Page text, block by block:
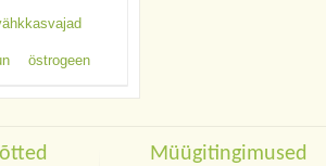
östrogeen
Müügitingimused